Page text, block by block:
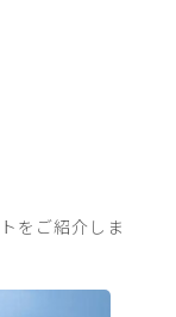
をご紹介しま